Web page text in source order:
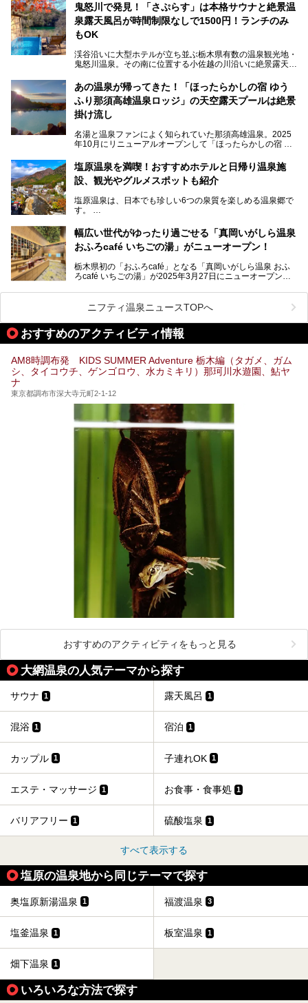
ここは首都圏から1泊で行きやすい鬼怒川温泉の渓流沿いに
建つホテルで、バイキングの他にも天然温泉の大浴場とサウ
ナ、フリーフローサービスのラウンジなど館内で楽しめるス
ポットがたくさんあり、3世代旅行やグループ旅行にもぴっ
たり。
そんな「大江戸温泉物語Premium 鬼怒川観光ホテル」の魅
力を詳しく紹介しちゃいます。
───
提供元：大江戸温泉物語ホテルズ＆リゾーツ株式会社【P
R】
この記事は大江戸温泉物語Premium 鬼怒川観光ホテルのPR
記事です。
鬼怒川で発見！「さぷらす」は本格サウナと絶景温
泉露天風呂が時間制限なしで1500円！ランチのみ
もOK
渓谷沿いに大型ホテルが立ち並ぶ栃木県有数の温泉観光地・
鬼怒川温泉。その南に位置する小佐越の川沿いに絶景露天風
こだわりのサウナ、掛け流しの水風呂、天然温泉の露天風
呂、食事処、休憩室など備えて、決して大規模施設ではあり
ませんが、鬼怒川温泉観光の行き帰りに、はたまたサウナで
一日リフレッシュするための目的地に！ぜひオススメしたい
スポットです。時間制限も無いので1人1,500円でひがな一
日サウナや温泉を楽しんでお昼も食べてごろごろできちゃい
ますよ。
あの温泉が帰ってきた！「ほったらかしの宿 ゆう
ふり那須高雄温泉ロッジ」の天空露天プールは絶景
掛け流し
名湯と温泉ファンによく知られていた那須高雄温泉。2025
年10月にリニューアルオープンして「ほったらかしの宿 ゆ
した。
那須湯本の温泉街から少し離れた静かな環境、一軒宿ゆえに
許される露天風呂からの絶景、日帰り入浴や素泊まりで気楽
た。
2名1室利用で1人あたり4,500円～と、思い立ったらすぐに
───
提供元：アイコニア・ホスピタリティ株式会社【PR】
この記事はほったらかしの宿 ゆうふり那須高雄温泉ロッジ
塩原温泉を満喫！おすすめホテルと日帰り温泉施
設、観光やグルメスポットも紹介
塩原温泉は、日本でも珍しい6つの泉質を楽しめる温泉郷で
す。
栃木県の北部にある箒川のほとりに11の温泉地が点在し、
古くから多くの人々から癒やしの場として愛されてきまし
た。
温泉に加えて、豊かな自然を感じられる観光スポットや、こ
こでしか味わえないご当地グルメなど、多彩な魅力がある北
この記事では、塩原温泉の概要や魅力とともに、おすすめの
宿泊施設と観光・グルメスポット、日帰り温泉を順に紹介し
ます。
塩原温泉で、いつもの温泉旅行とは一味違う旅行体験をして
みませんか。
幅広い世代がゆったり過ごせる「真岡いがしら温泉
おふろcafé いちごの湯」がニューオープン！
栃木県初の「おふろcafé」となる「真岡いがしら温泉 おふ
ろcafé いちごの湯」が2025年3月27日にニューオープンす
メインとなる天然温泉のお風呂をはじめ、リラックスエリア
やキッズエリア、カフェレストランなど、施設の隅々までチ
ェックしてきました！
ニフティ温泉ニュースTOPへ
おすすめのアクティビティ情報
AM8時調布発 KIDS SUMMER Adventure 栃木編（タガメ、ガム
シ、タイコウチ、ゲンゴロウ、水カミキリ）那珂川水遊園、鮎ヤ
ナ
東京都調布市深大寺元町2-1-12
おすすめのアクティビティをもっと見る
大網温泉の人気テーマから探す
サウナ 1 露天風呂 1
混浴 1 宿泊 1
カップル 1 子連れOK 1
エステ・マッサージ 1 お食事・食事処 1
バリアフリー 1 硫酸塩泉 1
すべて表示する
塩原の温泉地から同じテーマで探す
奥塩原新湯温泉 1 福渡温泉 3
塩釜温泉 1 板室温泉 1
畑下温泉 1
いろいろな方法で探す